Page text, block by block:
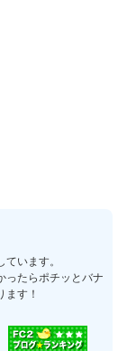
います。
ったらポチッとバナ
す！